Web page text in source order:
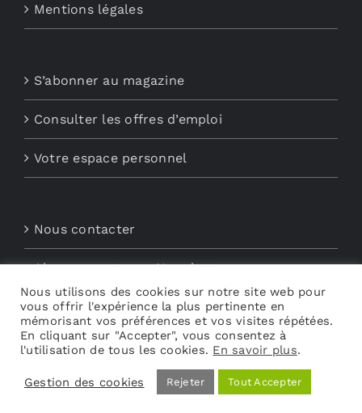
Mentions légales
S’abonner au magazine
Consulter les offres d’emploi
Votre espace personnel
Nous contacter
Abonnements aux Newsletters
Découvrez My Audio
Nous utilisons des cookies sur notre site web pour
vous offrir l'expérience la plus pertinente en
mémorisant vos préférences et vos visites répétées.
En cliquant sur "Accepter", vous consentez à
l'utilisation de tous les cookies. En savoir plus.
Gestion des cookies Rejeter Tout Accepter